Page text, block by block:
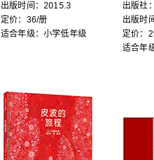
出版时间：2015.3
定价：36/册
适合年级：小学低年级
出版社
出版时
定价：
适合年